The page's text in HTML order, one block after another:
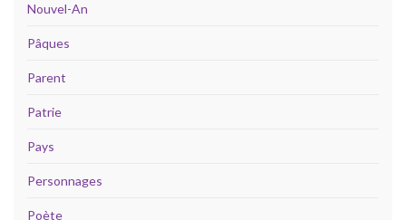
Nouvel-An
Pâques
Parent
Patrie
Pays
Personnages
Poète